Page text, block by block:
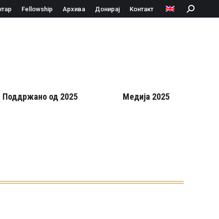
Fellowship Архива Донирај Контакт Search:
Поддржано од 2025 Медија 2025